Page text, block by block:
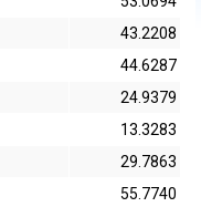
43.2208
44.6287
24.9379
13.3283
29.7863
55.7740